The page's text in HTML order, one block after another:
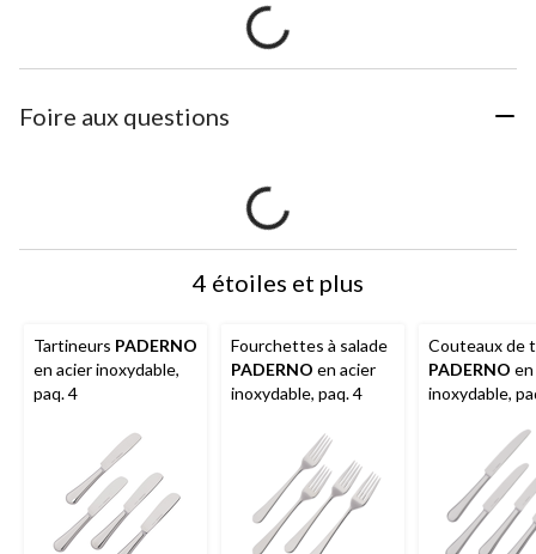
Foire aux questions
4 étoiles et plus
Tartineurs PADERNO
en acier inoxydable,
paq. 4
Fourchettes à salade
PADERNO en acier
inoxydable, paq. 4
Couteaux de
PADERNO
inoxydable,